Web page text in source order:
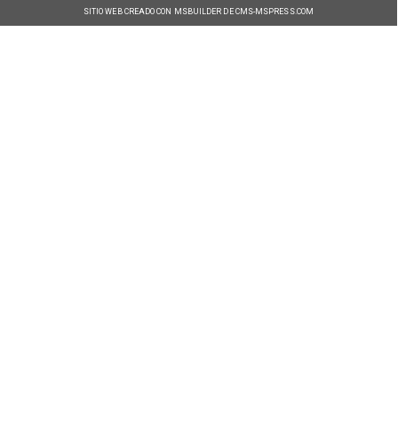
SITIO WEB CREADO CON MSBUILDER DE CMS-MSPRESS.COM